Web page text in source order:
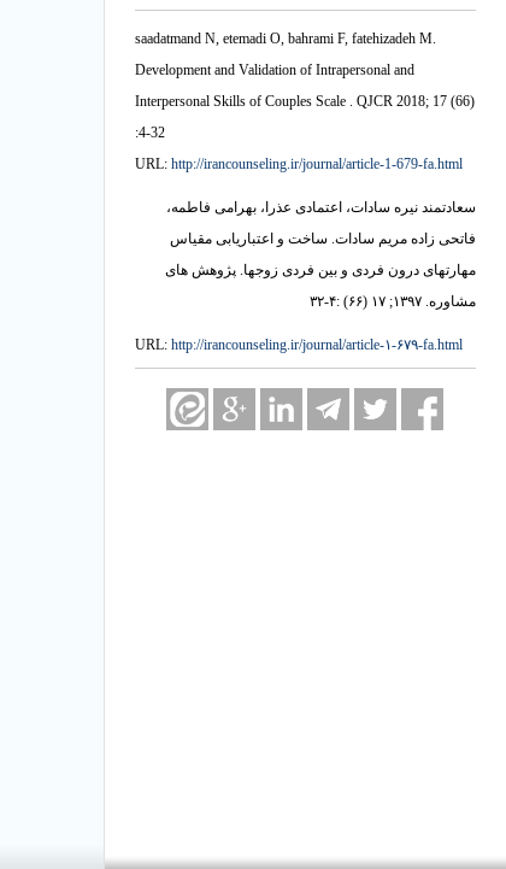
saadatmand N, etemadi O, bahrami F, fatehizadeh M.
Development and Validation of Intrapersonal and
Interpersonal Skills of Couples Scale . QJCR 2018; 17 (66)
:4-32
URL: http://irancounseling.ir/journal/article-1-679-fa.html
سعادتمند نیره سادات، اعتمادی عذرا، بهرامی فاطمه،
فاتحی زاده مریم سادات. ساخت و اعتباریابی مقیاس
مهارتهای درون فردی و بین فردی زوجها. پژوهش های
مشاوره. ۱۳۹۷; ۱۷ (۶۶) :۴-۳۲
URL: http://irancounseling.ir/journal/article-۱-۶۷۹-fa.html